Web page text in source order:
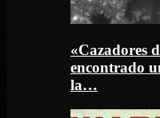
«Cazadores
encontrado
la…